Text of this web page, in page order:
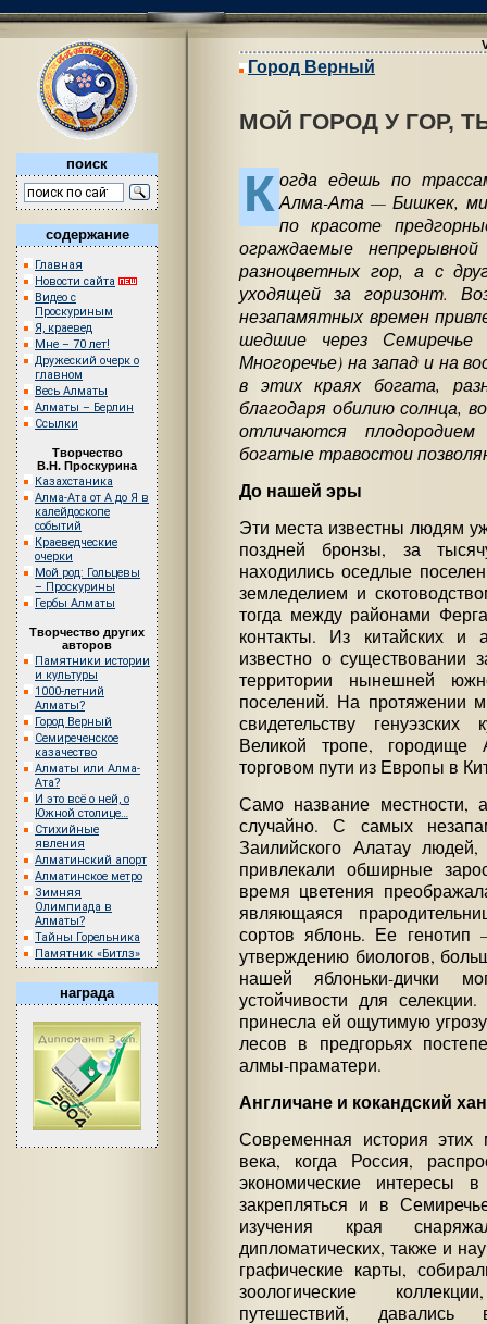
поиск
содержание
Главная
Новости сайта
Видео с
Проскуриным
Я, краевед
Мне – 70 лет!
Дружеский очерк о
главном
Весь Алматы
Алматы – Берлин
Ссылки
Творчество
В.Н. Проскурина
Казахстаника
Алма-Ата от А до Я в
калейдоскопе
событий
Краеведческие
очерки
Мой род: Гольцевы
– Проскурины
Гербы Алматы
Творчество других
авторов
Памятники истории
и культуры
1000-летний
Алматы?
Город Верный
Семиреченское
казачество
Алматы или Алма-
Ата?
И это всё о ней, о
Южной столице…
Стихийные
явления
Алматинский апорт
Алматинское метро
Зимняя
Олимпиада в
Алматы?
Тайны Горельника
Памятник «Битлз»
награда
Город Верный
МОЙ ГОРОД У ГОР,
Когда едешь по
Алма-Ата — Бишкек,
по красоте
ограждаемые
разноцветных гор, а с
уходящей за горизонт.
незапамятных времен
шедшие через
Многоречье) на запад и на
в этих краях богата,
благодаря обилию солнца,
отличаются
богатые травостои
До нашей эры
Эти места известны людям
поздней бронзы, за
находились оседлые
земледелием и
тогда между районами
контакты. Из китайских и
известно о существовании
территории нынешней
поселений. На протяжении
свидетельству
Великой тропе, городище
торговом пути из Европы в
Само название местности,
случайно. С самых
Заилийского Алатау
привлекали обширные
время цветения
являющаяся
сортов яблонь. Ее
утверждению биологов,
нашей яблоньки-дички
устойчивости для
принесла ей ощутимую
лесов в предгорьях
алмы-праматери.
Англичане и кокандский хан
Современная история
века, когда Россия,
экономические интересы
закрепляться и в
изучения края
дипломатических, также и
графические карты,
зоологические
путешествий, давались